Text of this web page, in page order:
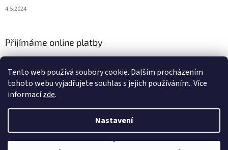
Tento web používá soubory cookie. Dalším procházením
tohoto webu vyjadřujete souhlas s jejich používáním.. Více
informacízde.
Nastavení
4.5.2024
Přijímáme online platby
Copyright 2026Hraj si zas. Všechna práva vyhrazena.Upravit